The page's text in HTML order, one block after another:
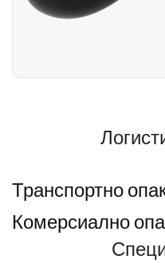
Транспортно
Комерсиално